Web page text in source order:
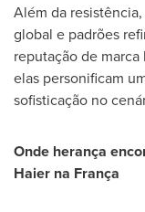
Além da
global e padrões
reputação de
elas personificam
sofisticação no
Onde herança
Haier na França